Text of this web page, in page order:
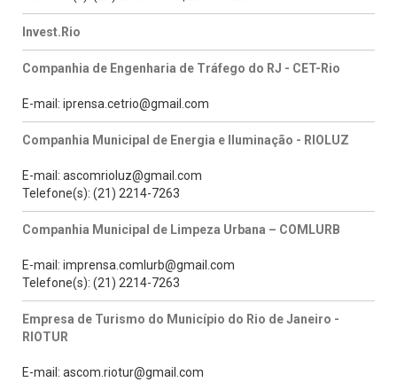
Invest.Rio
Companhia de Engenharia de Tráfego do RJ - CET-Rio
E-mail: iprensa.cetrio@gmail.com
Companhia Municipal de Energia e Iluminação - RIOLUZ
E-mail: ascomrioluz@gmail.com
Telefone(s): (21) 2214-7263
Companhia Municipal de Limpeza Urbana – COMLURB
E-mail: imprensa.comlurb@gmail.com
Telefone(s): (21) 2214-7263
Empresa de Turismo do Município do Rio de Janeiro -
RIOTUR
E-mail: ascom.riotur@gmail.com